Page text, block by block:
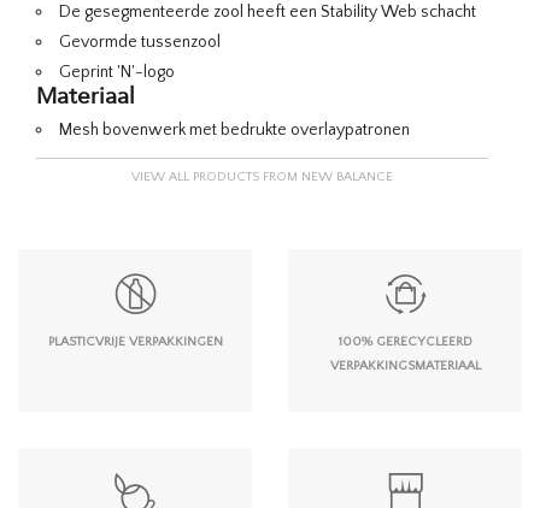
De gesegmenteerde zool heeft een Stability Web schacht
Gevormde tussenzool
Geprint 'N'-logo
Materiaal
Mesh bovenwerk met bedrukte overlaypatronen
VIEW ALL PRODUCTS FROM NEW BALANCE
PLASTICVRIJE VERPAKKINGEN
100% GERECYCLEERD
VERPAKKINGSMATERIAAL